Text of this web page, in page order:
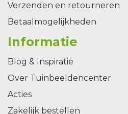
Verzenden en retourneren
Betaalmogelijkheden
Informatie
Blog & Inspiratie
Over Tuinbeeldencenter
Acties
Zakelijk bestellen